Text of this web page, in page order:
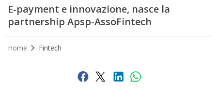
E-payment e innovazione, nasce la
partnership Apsp-AssoFintech
Home Fintech